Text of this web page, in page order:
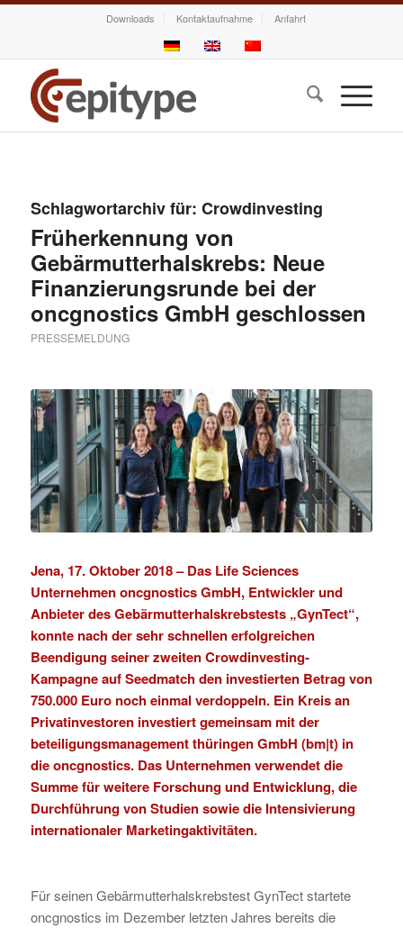
Downloads Kontaktaufnahme Anfahrt
Schlagwortarchiv für: Crowdinvesting
Früherkennung von
Gebärmutterhalskrebs: Neue
Finanzierungsrunde bei der
oncgnostics GmbH geschlossen
PRESSEMELDUNG
Jena, 17. Oktober 2018 –Das Life Sciences
Unternehmenoncgnostics GmbH, Entwickler und
Anbieter des Gebärmutterhalskrebstests „GynTect“,
konnte nach der sehr schnellen erfolgreichen
Beendigung seiner zweiten Crowdinvesting-
Kampagne aufSeedmatchden investierten Betrag von
750.000 Euro noch einmal verdoppeln. Ein Kreis an
Privatinvestoren investiert gemeinsam mit der
beteiligungsmanagement thüringen GmbH (bm|t)in
die oncgnostics. Das Unternehmen verwendet die
Summe für weitere Forschung und Entwicklung, die
Durchführung von Studien sowie die Intensivierung
internationaler Marketingaktivitäten.
Für seinen Gebärmutterhalskrebstest GynTect startete
oncgnostics im Dezember letzten Jahres bereits die